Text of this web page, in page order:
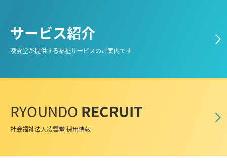
サービス紹介
凌雲堂が提供する福祉サービスのご案内です
RYOUNDO RECRUIT
社会福祉法人凌雲堂 採用情報